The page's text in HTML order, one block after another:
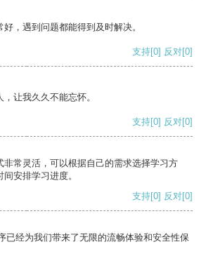
，遇到问题都能得到及时解决。
支持[0] 反对[0]
让我久久不能忘怀。
支持[0] 反对[0]
非常灵活，可以根据自己的需求选择学习方
安排学习进度。
支持[0] 反对[0]
已经为我们带来了无限的流畅体验和安全性保